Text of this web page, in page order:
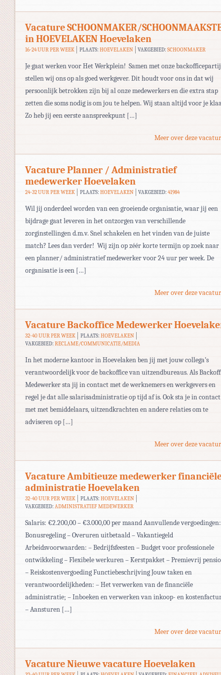
Vacature SCHOONMAKER/
in HOEVELAKEN Hoevelaken
16-24 UUR PER WEEK PLAATS: HOEVELAKEN VAKGEBIED:SCHOONMAKER
Je gaat werken voor Het Werkplein! Samen met onze backofficepartij
stellen wij ons op als goed werkgever. Dit houdt voor ons in dat wij
persoonlijk betrokken zijn bij al onze medewerkers en die extra stap
zetten die soms nodig is om jou te helpen. Wij staan altijd voor je
Zo heb jij een eerste aanspreekpunt […]
Meer over deze
Vacature Planner / Administratief
medewerker Hoevelaken
24-32 UUR PER WEEK PLAATS: HOEVELAKEN VAKGEBIED:41984
Wil jij onderdeel worden van een groeiende organisatie, waar jij een
bijdrage gaat leveren in het ontzorgen van verschillende
zorginstellingen d.m.v. Snel schakelen en het vinden van de juiste
match? Lees dan verder! Wij zijn op zéér korte termijn op zoek naar
een planner/ administratief medewerker voor 24 uur per week. De
organisatie is een […]
Meer over deze
Vacature Backoffice Medewerker
32-40 UUR PER WEEK PLAATS: HOEVELAKEN
VAKGEBIED: RECLAME/COMMUNICATIE/MEDIA
In het moderne kantoor in Hoevelaken ben jij met jouw collega’s
verantwoordelijk voor de backoffice van uitzendbureaus. Als
Medewerker sta jij in contact met de werknemers en werkgevers en
regel je dat alle salarisadministratie op tijd af is. Ook sta je in contact
met met bemiddelaars, uitzendkrachten en andere relaties om te
adviseren op […]
Meer over deze
Vacature Ambitieuze medewerker
administratie Hoevelaken
32-40 UUR PER WEEK PLAATS: HOEVELAKEN
VAKGEBIED: ADMINISTRATIEF MEDEWERKER
Salaris: €2.200,00 – €3.000,00 per maand Aanvullende
Bonusregeling – Overuren uitbetaald – Vakantiegeld
Arbeidsvoorwaarden: – Bedrijfsfeesten – Budget voor professionele
ontwikkeling – Flexibele werkuren – Kerstpakket – Premievrij
– Reiskostenvergoeding Functiebeschrijving Jouw taken en
verantwoordelijkheden: – Het verwerken van de financiële
administratie; – Inboeken en verwerken van inkoop- en
– Aansturen […]
Meer over deze
Vacature Nieuwe vacature Hoevelaken